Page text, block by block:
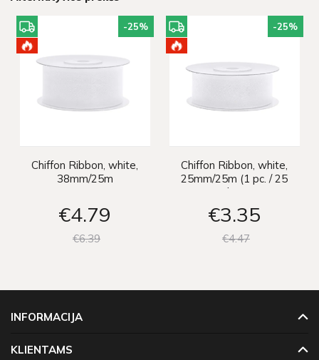
-25%
Chiffon Ribbon, white,
38mm/25m
€4 79
€639
-25%
Chiffon Ribbon, white,
25mm/25m (1 pc. / 25
lm)
€3 35
€447
INFORMACIJA
KLIENTAMS